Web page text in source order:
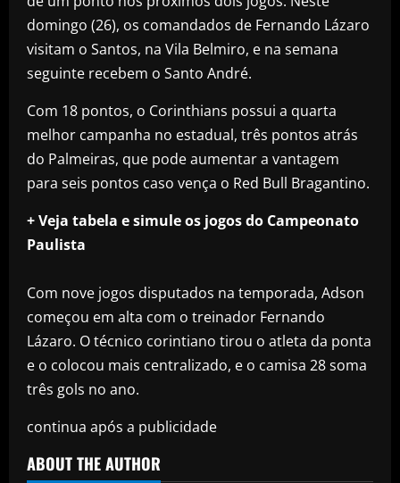
domingo (26), os comandados de Fernando Lázaro
visitam o Santos, na Vila Belmiro, e na semana
seguinte recebem o Santo André.
Com 18 pontos, o Corinthians possui a quarta
melhor campanha no estadual, três pontos atrás
do Palmeiras, que pode aumentar a vantagem
para seis pontos caso vença o Red Bull Bragantino.
+ Veja tabela e simule os jogos do Campeonato
Paulista
Com nove jogos disputados na temporada, Adson
começou em alta com o treinador Fernando
Lázaro. O técnico corintiano tirou o atleta da ponta
e o colocou mais centralizado, e o camisa 28 soma
três gols no ano.
continua após a publicidade
ABOUT THE AUTHOR